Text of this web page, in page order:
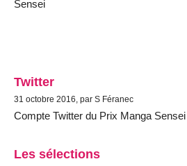
Sensei
Twitter
31 octobre 2016, par S Féranec
Compte Twitter du Prix Manga Sensei
Les sélections